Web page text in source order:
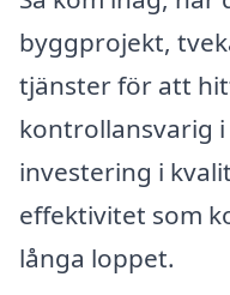
byggprojekt,
tjänster för att
kontrollansvarig
investering i
effektivitet som
långa loppet.